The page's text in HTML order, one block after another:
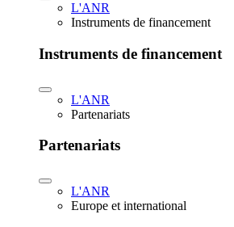
L'ANR
Instruments de financement
Instruments de financement
L'ANR
Partenariats
Partenariats
L'ANR
Europe et international